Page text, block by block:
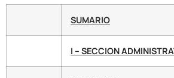
SUMARIO
I – SECCION